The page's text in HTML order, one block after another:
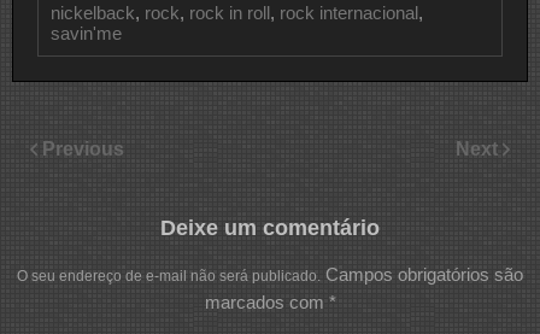
nickelback, rock, rock in roll, rock internacional,
savin'me
Previous Next
Deixe um comentário
O seu endereço de e-mail não será publicado. Campos obrigatórios são
marcados com *